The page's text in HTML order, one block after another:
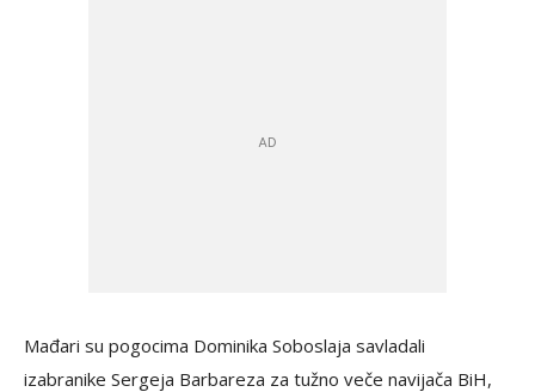
Mađari su pogocima Dominika Soboslaja savladali
izabranike Sergeja Barbareza za tužno veče navijača BiH,